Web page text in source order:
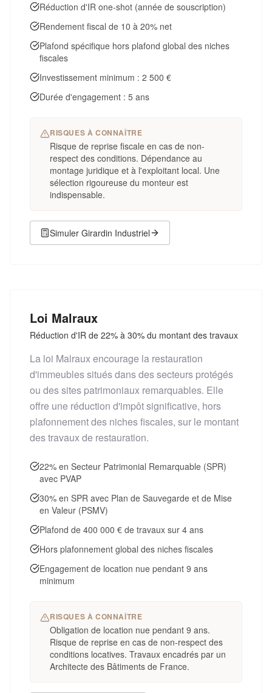
Réduction d'IR one-shot (année de souscription)
Rendement fiscal de 10 à 20% net
Plafond spécifique hors plafond global des niches
fiscales
Investissement minimum : 2 500 €
Durée d'engagement : 5 ans
RISQUES À CONNAÎTRE
Risque de reprise fiscale en cas de non-
respect des conditions. Dépendance au
montage juridique et à l'exploitant local. Une
sélection rigoureuse du monteur est
indispensable.
Simuler Girardin Industriel
Loi Malraux
Réduction d'IR de 22% à 30% du montant des travaux
La loi Malraux encourage la restauration
d'immeubles situés dans des secteurs protégés
ou des sites patrimoniaux remarquables. Elle
offre une réduction d'impôt significative, hors
plafonnement des niches fiscales, sur le montant
des travaux de restauration.
22% en Secteur Patrimonial Remarquable (SPR)
avec PVAP
30% en SPR avec Plan de Sauvegarde et de Mise
en Valeur (PSMV)
Plafond de 400 000 € de travaux sur 4 ans
Hors plafonnement global des niches fiscales
Engagement de location nue pendant 9 ans
minimum
RISQUES À CONNAÎTRE
Obligation de location nue pendant 9 ans.
Risque de reprise en cas de non-respect des
conditions locatives. Travaux encadrés par un
Architecte des Bâtiments de France.